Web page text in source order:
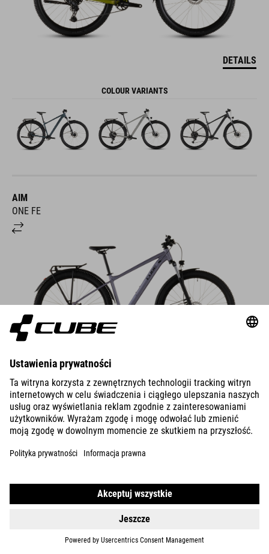
DETAILS
COLOUR VARIANTS
AIM
ONE FE
COLOUR VARIANTS